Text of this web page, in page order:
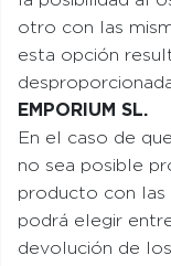
otro con las
esta opción
EMPORIUM SL.
En el caso de
no sea posible
producto con las
podrá elegir
devolución de